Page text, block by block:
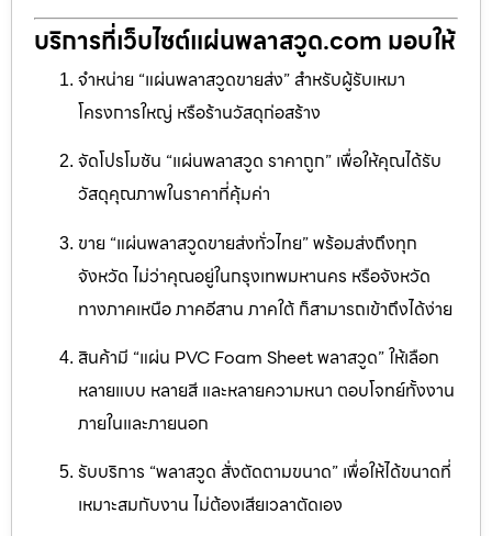
บริการที่เว็บไซต์แผ่นพลาสวูด.com มอบให้
จำหน่าย “แผ่นพลาสวูดขายส่ง” สำหรับผู้รับเหมา
โครงการใหญ่ หรือร้านวัสดุก่อสร้าง
จัดโปรโมชัน “แผ่นพลาสวูด ราคาถูก” เพื่อให้คุณได้รับ
วัสดุคุณภาพในราคาที่คุ้มค่า
ขาย “แผ่นพลาสวูดขายส่งทั่วไทย” พร้อมส่งถึงทุก
จังหวัด ไม่ว่าคุณอยู่ในกรุงเทพมหานคร หรือจังหวัด
ทางภาคเหนือ ภาคอีสาน ภาคใต้ ก็สามารถเข้าถึงได้ง่าย
สินค้ามี “แผ่น PVC Foam Sheet พลาสวูด” ให้เลือก
หลายแบบ หลายสี และหลายความหนา ตอบโจทย์ทั้งงาน
ภายในและภายนอก
รับบริการ “พลาสวูด สั่งตัดตามขนาด” เพื่อให้ได้ขนาดที่
เหมาะสมกับงาน ไม่ต้องเสียเวลาตัดเอง